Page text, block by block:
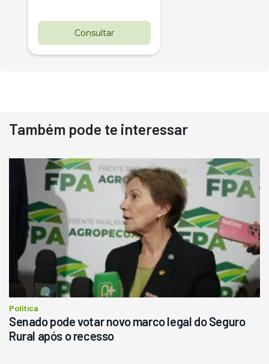
Consultar
Destaque
Usado
Pá Carregadeira Cat 966
Ano 1987
Londrina
R$ 145.000
Consultar
Também pode te interessar
Política
Senado pode votar novo marco legal do Seguro
Rural após o recesso